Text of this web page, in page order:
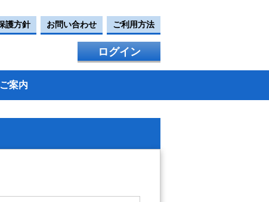
護方針 お問い合わせ ご利用方法
ログイン
ご案内